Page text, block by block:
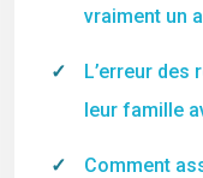
vraiment un
L’erreur des
leur famille
Comment